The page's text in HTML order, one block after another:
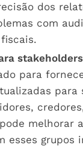
dos
com
para
para
melhorar
esses grupos